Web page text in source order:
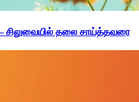
– சிலுவையில் தலை சாய்த்தவரை